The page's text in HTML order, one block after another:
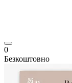
0
Безкоштовно